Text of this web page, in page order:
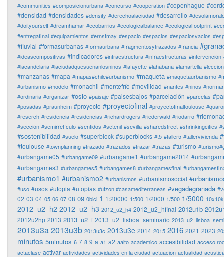
#communities #composicionurbana #concurso #cooperation #copenhague
#densidad #densidades #density #derechoalaciudad #desarrollo
#doityourself #dreamhamar #ecobarrios #ecologicalbalance #ecologicalfootprint
#entregafinal #equipamientos #ernstmay #espacio #espacios #espaciosvacios
#fluvial #formasurbanas #formaurbana #fragmentosytrazados #francia
#ideascompositivas #indicadores #infraestructura #infraestructuras #intervención
#lacandelaria #laciudadquesueñanlosniños #lafayette #lahabana #lamartella
#manzanas #mapa #mapas#chile#urbanismo #maqueta #maquetaurbanismo
#urbanismo #modelo #monachil #montefrío #movilidad #nantes #niños
#ordinaria #organizar #oslo #paisaje #paisesbajos #parcelación #parcelas
#posadas #praunheim #proyecto #proyectofinal #proyectofinaltoulouse
#reserch #residencia #residencias #richardrogers #riederwald #riodarro
#sección #semirretículo #sentidos #setenil #sevilla #sharedstreet #shrinkingcities
#sostenibilidad #suelo #superblock #superblocks #t5 #taller5 #tallervivienda
#toulouse #townplanning #trazado #trazados #trazar #trazas #turismo
#urbangame05 #urbangame09 #urbangame1 #urbangame2014
#urbangames3 #urbangames5 #urbangames8 #urbangamesfinal
#urbanismo1 #urbanismo2 #urbanismos #urbanismosocial
#uso #usos #utopia #utopías #utzon #casamediterraneas #vegadegranada
02 03 04 05 06 07 08 09 0bici 1 1:20000 1:500 1/2000 1/500 1/5000
2012_u2_h2 2012_u2_h3 2012_u2_h4 2012_u2_hfinal 2012u1b
2012u2hp 2013 2013_u2_i 2013_u2_lisboa_seminario
2013u3a2013u3b 2013u3c 2013u3e 2014 2015 2016 2021 2023
minutos 5minutos 6 7 8 9 a a1 a2 aalto academico accesibilidad acceso
actaclase activar actividades actividades en la ciudad actuacion actualidad